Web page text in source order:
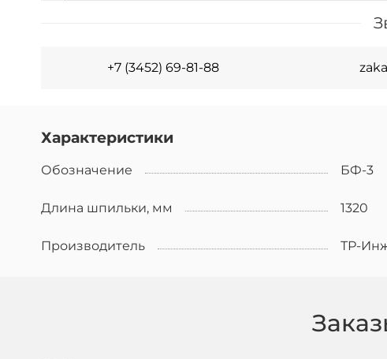
+7 (3452) 69-81-88
Характеристики
Обозначение БФ-3
Длина шпильки, мм 1320
Производитель ТР-